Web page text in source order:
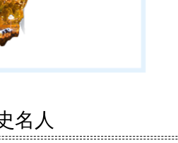
名人